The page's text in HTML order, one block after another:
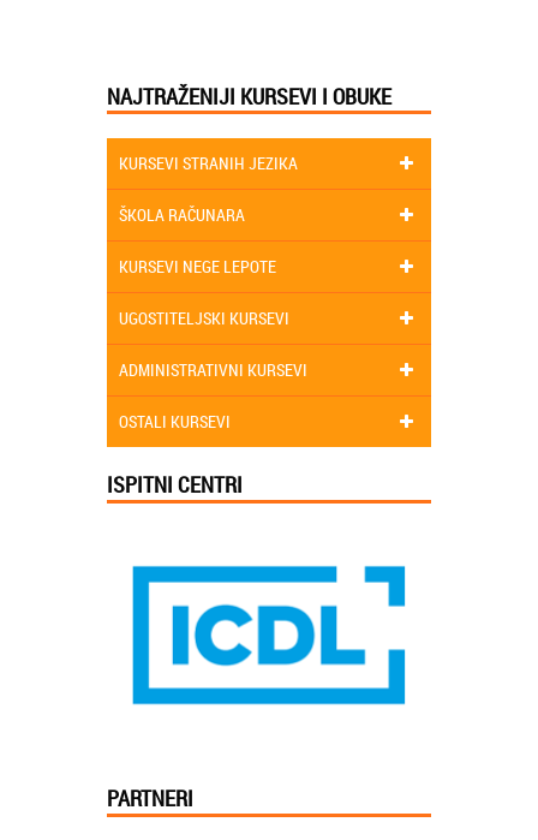
NAJTRAŽENIJI KURSEVI I OBUKE
KURSEVI STRANIH JEZIKA
ŠKOLA RAČUNARA
KURSEVI NEGE LEPOTE
UGOSTITELJSKI KURSEVI
ADMINISTRATIVNI KURSEVI
OSTALI KURSEVI
ISPITNI CENTRI
PARTNERI